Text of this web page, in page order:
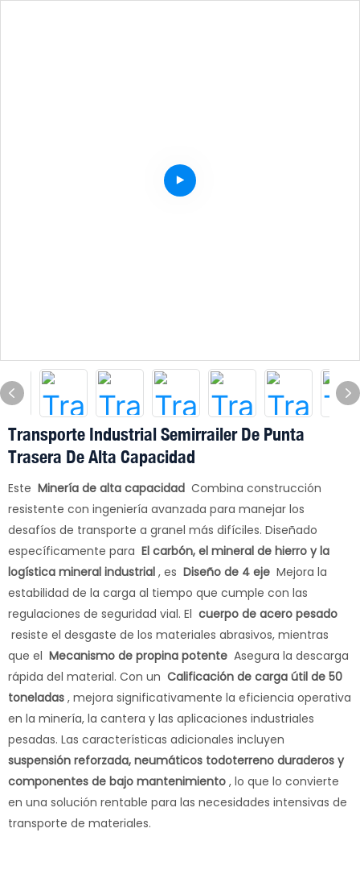
Transporte Industrial Semirrailer De Punta
Trasera De Alta Capacidad
Este Minería de alta capacidad Combina construcción
resistente con ingeniería avanzada para manejar los
desafíos de transporte a granel más difíciles. Diseñado
específicamente para El carbón, el mineral de hierro y la
logística mineral industrial , es Diseño de 4 eje Mejora la
estabilidad de la carga al tiempo que cumple con las
regulaciones de seguridad vial. El cuerpo de acero pesado
resiste el desgaste de los materiales abrasivos, mientras
que el Mecanismo de propina potente Asegura la descarga
rápida del material. Con un Calificación de carga útil de 50
toneladas , mejora significativamente la eficiencia operativa
en la minería, la cantera y las aplicaciones industriales
pesadas. Las características adicionales incluyen
suspensión reforzada, neumáticos todoterreno duraderos y
componentes de bajo mantenimiento , lo que lo convierte
en una solución rentable para las necesidades intensivas de
transporte de materiales.